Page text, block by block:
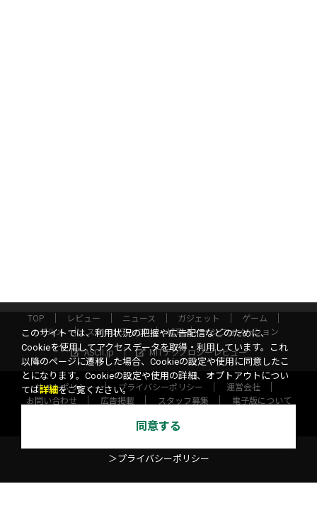
TOP レビュー ニュース ガジェット
ゲーム
グルメ
スタートアップ ICT
インフォメーション
ASCII.jp
MITテクノロジーレビュー
サイトポリシー プライバシーポリシー
運営会社
お問い合わせ
広告掲載 スタッフ募集
電子版について
©KADOKAWA ASCII Research Laboratories, Inc. 2026
このサイトでは、利用状況の把握や広告配信などのために、
Cookieを使用してアクセスデータを取得・利用しています。これ
以降のページに遷移した場合、Cookieの設定や使用に同意したこ
とになります。Cookieの設定や使用の詳細、オプトアウトについ
ては詳細をご覧ください。
同意する
＞プライバシーポリシー